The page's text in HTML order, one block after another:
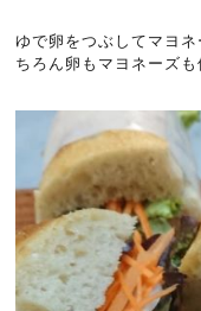
ゆで卵をつぶしてマヨ
ちろん卵もマヨネーズ